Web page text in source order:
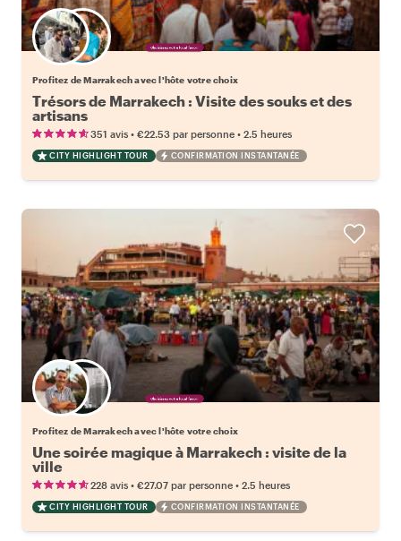
Choisissez votre local favori
Profitez de Marrakech avec l'hôte votre choix
Trésors de Marrakech : Visite des souks et des
artisans
351 avis • €22.53 par personne • 2.5 heures
CITY HIGHLIGHT TOUR CONFIRMATION INSTANTANÉE
Choisissez votre local favori
Profitez de Marrakech avec l'hôte votre choix
Une soirée magique à Marrakech : visite de la
ville
228 avis • €27.07 par personne • 2.5 heures
CITY HIGHLIGHT TOUR CONFIRMATION INSTANTANÉE